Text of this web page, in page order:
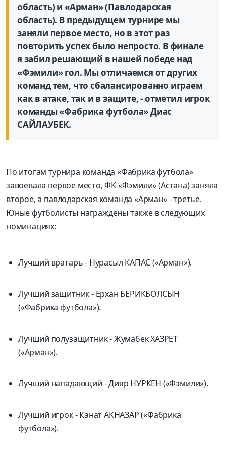
область) и «Арман» (Павлодарская
область). В предыдущем турнире мы
заняли первое место, но в этот раз
повторить успех было непросто. В финале
я забил решающий в нашей победе над
«Фэмили» гол. Мы отличаемся от других
команд тем, что сбалансированно играем
как в атаке, так и в защите, - отметил игрок
команды «Фабрика футбола» Диас
САЙЛАУБЕК.
По итогам турнира команда «Фабрика футбола»
завоевала первое место, ФК «Фэмили» (Астана) заняла
второе, а павлодарская команда «Арман» - третье.
Юные футболисты награждены также в следующих
номинациях:
Лучший вратарь - Нурасыл КАПАС («Арман»).
Лучший защитник - Ерхан БЕРИКБОЛСЫН
(«Фабрика футбола»).
Лучший полузащитник - Жумабек ХАЗРЕТ
(«Арман»).
Лучший нападающий - Дияр НУРКЕН («Фэмили»).
Лучший игрок - Канат АКНАЗАР («Фабрика
футбола»).